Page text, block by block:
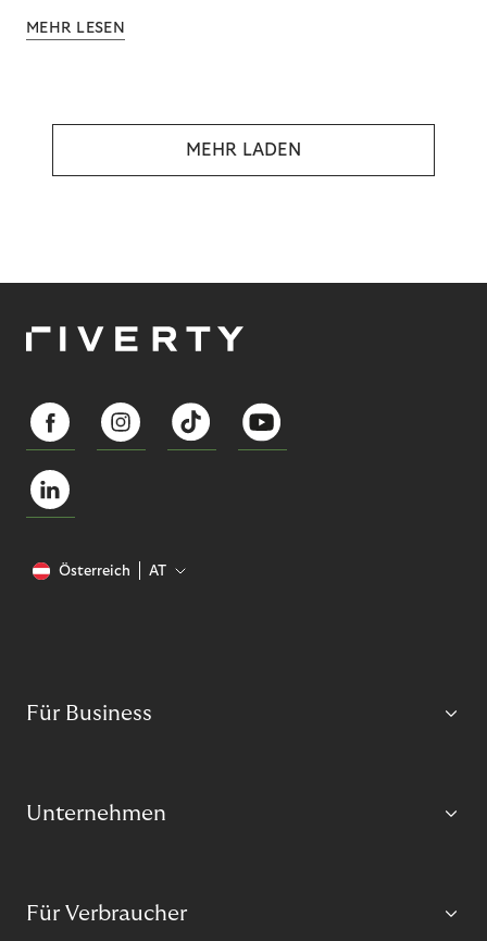
MEHR LESEN
MEHR LADEN
Österreich AT
Für Business
Unternehmen
Für Verbraucher